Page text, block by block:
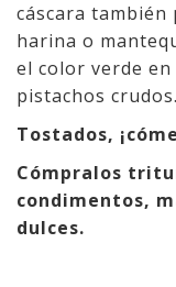
cáscara
harina o
el color verde
pistachos crudos.
Tostados,
Cómpralos
condimentos,
dulces.